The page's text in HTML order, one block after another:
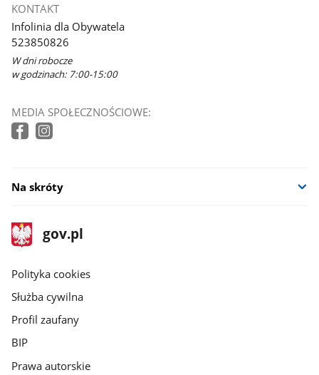
KONTAKT
Infolinia dla Obywatela
523850826
W dni robocze
w godzinach: 7:00-15:00
MEDIA SPOŁECZNOŚCIOWE:
Na skróty
stopka
gov.pl
Strona
gov.pl
gov.pl
Polityka cookies
Służba cywilna
Profil zaufany
BIP
Prawa autorskie